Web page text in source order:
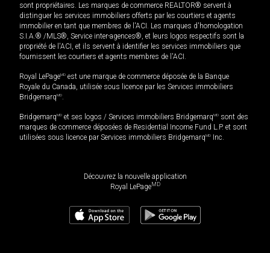
sont propriétaires. Les marques de commerce REALTOR® servent à
distinguer les services immobiliers offerts par les courtiers et agents
immobilier en tant que membres de l'ACI. Les marques d'homologation
S.I.A.® /MLS®, Service inter-agences®, et leurs logos respectifs sont la
propriété de l'ACI, et ils servent à identifier les services immobiliers que
fournissent les courtiers et agents membres de l'ACI.
Royal LePageMD est une marque de commerce déposée de la Banque
Royale du Canada, utilisée sous licence par les Services immobiliers
BridgemarqMD
BridgemarqMD et ses logos / Services immobiliers BridgemarqMD sont des
marques de commerce déposées de Residential Income Fund L.P. et sont
utilisées sous licence par Services immobiliers BridgemarqMD Inc.
Découvrez la nouvelle application
Royal LePageMD